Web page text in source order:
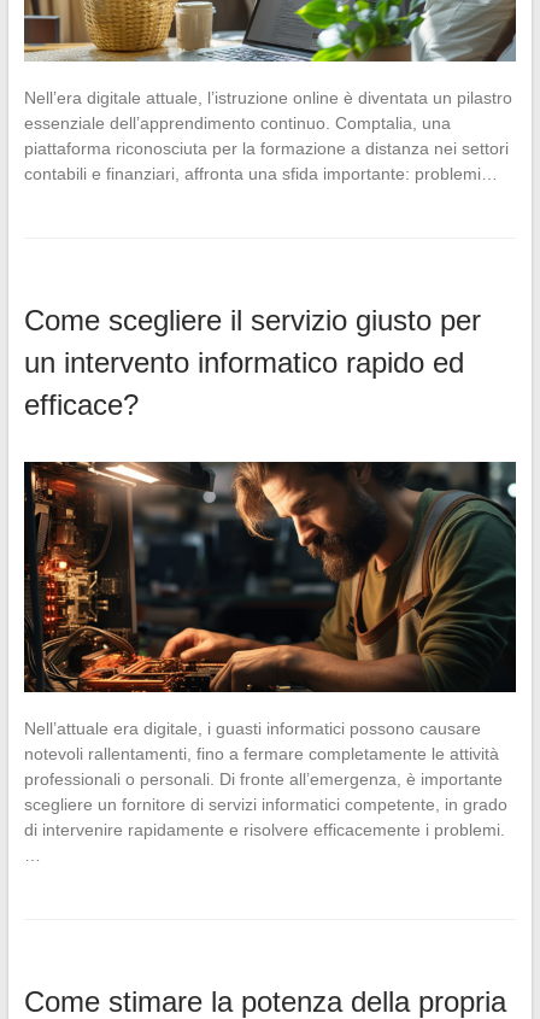
Nell’era digitale attuale, l’istruzione online è diventata un pilastro
essenziale dell’apprendimento continuo. Comptalia, una
piattaforma riconosciuta per la formazione a distanza nei settori
contabili e finanziari, affronta una sfida importante: problemi…
Come scegliere il servizio giusto per
un intervento informatico rapido ed
efficace?
Nell’attuale era digitale, i guasti informatici possono causare
notevoli rallentamenti, fino a fermare completamente le attività
professionali o personali. Di fronte all’emergenza, è importante
scegliere un fornitore di servizi informatici competente, in grado
di intervenire rapidamente e risolvere efficacemente i problemi.
Come stimare la potenza della propria